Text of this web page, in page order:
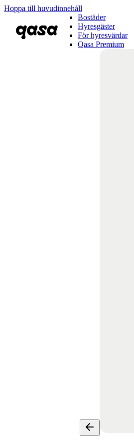
Hoppa till huvudinnehåll
Bostäder
Hyresgäster
För hyresvärdar
Qasa Premium